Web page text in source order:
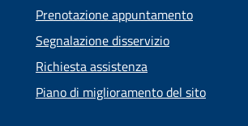
Prenotazione appuntamento
Segnalazione disservizio
Richiesta assistenza
Piano di miglioramento del sito